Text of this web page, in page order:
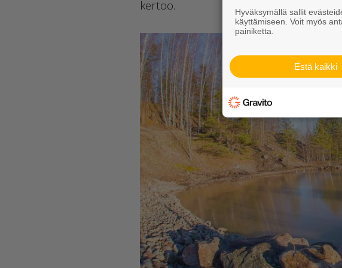
kertoo.
Hyväksymällä sallit
käyttämiseen. Voit myös
painiketta.
Estä kaikki